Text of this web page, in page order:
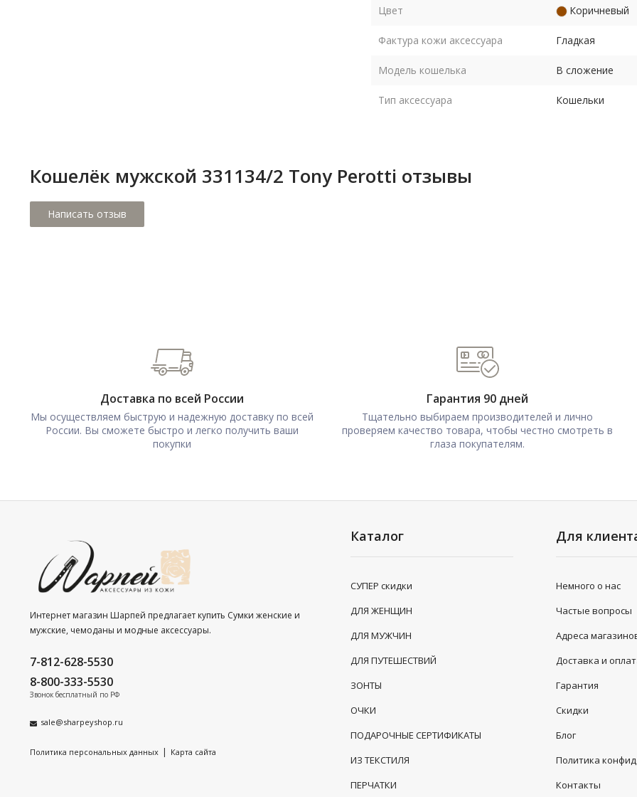
Цвет Коричневый
Фактура кожи аксессуара Гладкая
Модель кошелька В сложение
Тип аксессуара Кошельки
Кошелёк мужской 331134/2 Tony Perotti отзывы
Доставка по всей России
Мы осуществляем быструю и надежную доставку по всей
России. Вы сможете быстро и легко получить ваши
покупки
Гарантия 90 дней
Тщательно выбираем производителей и лично
проверяем качество товара, чтобы честно смотреть в
глаза покупателям.
Интернет магазин Шарпей предлагает купить Сумки женские и
мужские, чемоданы и модные аксессуары.
7-812-628-5530
8-800-333-5530
Звонок бесплатный по РФ
sale@sharpeyshop.ru
Политика персональных данных | Карта сайта
Каталог
СУПЕР скидки
ДЛЯ ЖЕНЩИН
ДЛЯ МУЖЧИН
ДЛЯ ПУТЕШЕСТВИЙ
ЗОНТЫ
ОЧКИ
ПОДАРОЧНЫЕ СЕРТИФИКАТЫ
ИЗ ТЕКСТИЛЯ
ПЕРЧАТКИ
Для
Немного о нас
Частые вопросы
Адреса
Доставка и
Гарантия
Скидки
Блог
Политика
Контакты